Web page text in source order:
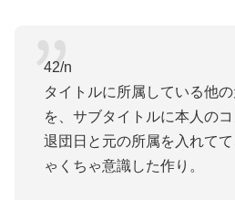
42/n
タイトルに所属している他
を、サブタイトルに本人の
退団日と元の所属を入れて
ゃくちゃ意識した作り。